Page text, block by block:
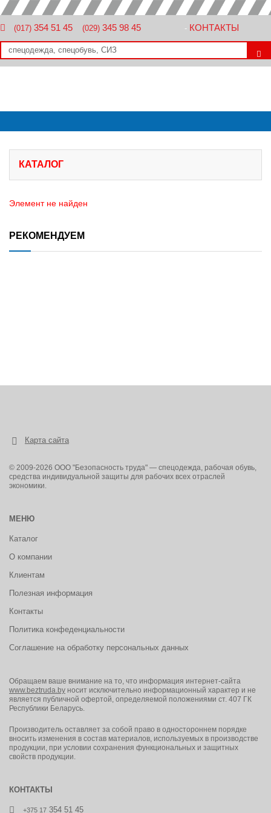
(017) 354 51 45 (029) 345 98 45 - КОНТАКТЫ
КАТАЛОГ
Элемент не найден
РЕКОМЕНДУЕМ
Карта сайта
© 2009-2026 ООО "Безопасность труда" — спецодежда, рабочая обувь,
средства индивидуальной защиты для рабочих всех отраслей
экономики.
МЕНЮ
Каталог
О компании
Клиентам
Полезная информация
Контакты
Политика конфеденциальности
Соглашение на обработку персональных данных
Обращаем ваше внимание на то, что информация интернет-сайта
www.beztruda.by носит исключительно информационный характер и не
является публичной офертой, определяемой положениями ст. 407 ГК
Республики Беларусь.
Производитель оставляет за собой право в одностороннем порядке
вносить изменения в состав материалов, используемых в производстве
продукции, при условии сохранения функциональных и защитных
свойств продукции.
КОНТАКТЫ
+375 17 354 51 45